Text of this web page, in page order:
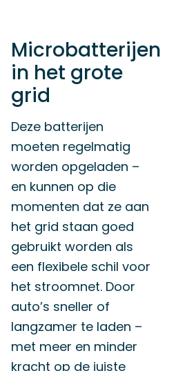
Microbatterijen
in het grote
grid
Deze batterijen
moeten regelmatig
worden opgeladen –
en kunnen op die
momenten dat ze aan
het grid staan goed
gebruikt worden als
een flexibele schil voor
het stroomnet. Door
auto’s sneller of
langzamer te laden –
met meer en minder
kracht op de juiste